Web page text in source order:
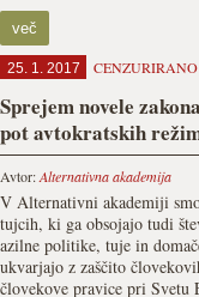
več
25. 1. 2017 CENZURIRANO
Sprejem novele
pot avtokratskih
Avtor:Alternativna akademija
V Alternativni akademiji
tujcih, ki ga obsojajo tudi
azilne politike, tuje in
ukvarjajo z zaščito
človekove pravice pri Svetu